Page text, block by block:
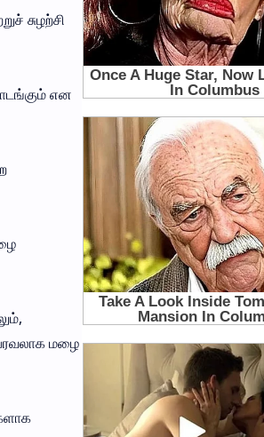
சுழற்சி
என
மழை